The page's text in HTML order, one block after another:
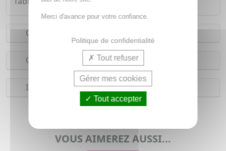
Conseils d'utilisation
Composition
Indications
VOUS AIMEREZ AUSSI...
Merci d'avance pour votre confiance.
Politique de confidentialité
Tout refuser
Gérer mes cookies
Tout accepter